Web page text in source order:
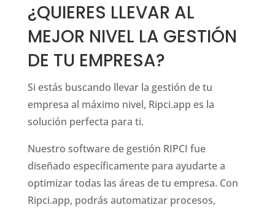
¿QUIERES LLEVAR AL
MEJOR NIVEL LA GESTIÓN
DE TU EMPRESA?
Si estás buscando llevar la gestión de tu
empresa al máximo nivel, Ripci.app es la
solución perfecta para ti.
Nuestro software de gestión RIPCI fue
diseñado específicamente para ayudarte a
optimizar todas las áreas de tu empresa. Con
Ripci.app, podrás automatizar procesos,